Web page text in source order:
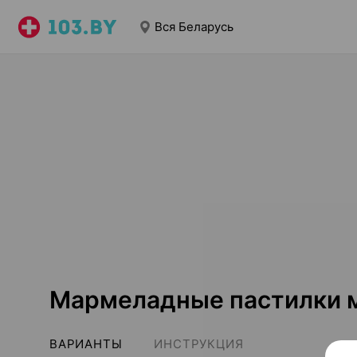
Вся Беларусь
Мармеладные пастилки
ВАРИАНТЫ ИНСТРУКЦИЯ